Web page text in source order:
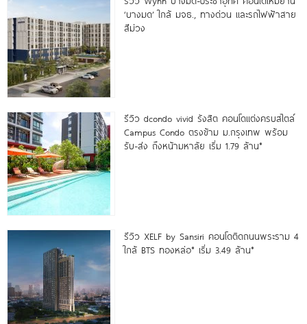
‘บางมด’ ใกล้ มจธ., ทางด่วน และรถไฟฟ้าสาย
สีม่วง
รีวิว dcondo vivid รังสิต คอนโดแต่งครบสไตล์
Campus Condo ตรงข้าม ม.กรุงเทพ พร้อม
รับ-ส่ง ถึงหน้ามหาลัย เริ่ม 1.79 ล้าน*
รีวิว XELF by Sansiri คอนโดติดถนนพระราม 4
ใกล้ BTS ทองหล่อ* เริ่ม 3.49 ล้าน*